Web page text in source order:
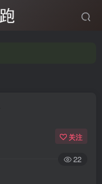
关注
22